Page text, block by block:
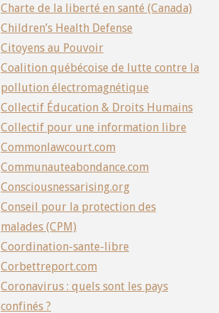
Charte de la liberté en santé (Canada)
Children’s Health Defense
Citoyens au Pouvoir
Coalition québécoise de lutte contre la
pollution électromagnétique
Collectif Éducation & Droits Humains
Collectif pour une information libre
Commonlawcourt.com
Communauteabondance.com
Consciousnessarising.org
Conseil pour la protection des
malades (CPM)
Coordination-sante-libre
Corbettreport.com
Coronavirus : quels sont les pays
confinés ?